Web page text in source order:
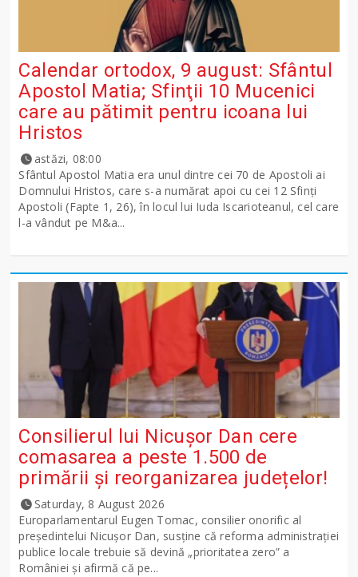
Calendar ortodox, 9 august: Sfântul
Apostol Matia; Sfinţii 10 Mucenici
care au pătimit pentru icoana lui
Hristos
astăzi, 08:00
Sfântul Apostol Matia era unul dintre cei 70 de Apostoli ai
Domnului Hristos, care s-a numărat apoi cu cei 12 Sfinţi
Apostoli (Fapte 1, 26), în locul lui Iuda Iscarioteanul, cel care
l-a vândut pe M&a...
Consilierul lui Nicușor Dan cere
comasarea a peste 1.500 de
primării și reorganizarea județelor!
Saturday, 8 August 2026
Europarlamentarul Eugen Tomac, consilier onorific al
președintelui Nicușor Dan, susține că reforma administrației
publice locale trebuie să devină „prioritatea zero” a
României și afirmă că pe...